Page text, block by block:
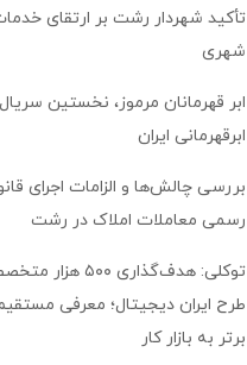
تأکید شهردار رشت بر ارتقای
شهری
ابر قهرمانان مرموز، نخستین سریال
ابرقهرمانی ایران
بررسی چالش‌ها و الزامات اجرای
رسمی معاملات املاک در رشت
توکلی: هدف‌گذاری ۵۰۰
برتر به بازار کار